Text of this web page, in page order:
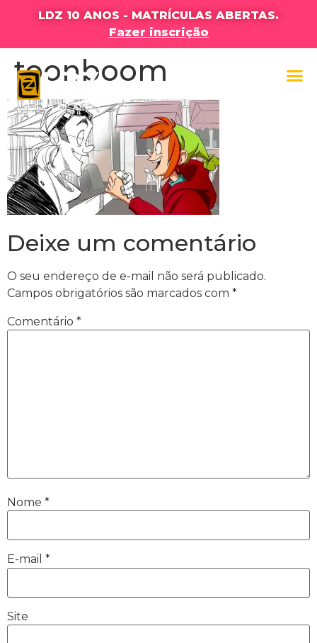
LDZ 10 ANOS - MATRÍCULAS ABERTAS.
Fazer inscrição
toonboom
Deixe um comentário
O seu endereço de e-mail não será publicado.
Campos obrigatórios são marcados com *
Comentário *
Nome *
E-mail *
Site